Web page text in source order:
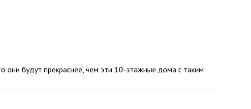
они будут прекраснее, чем эти 10-этажные дома с таким